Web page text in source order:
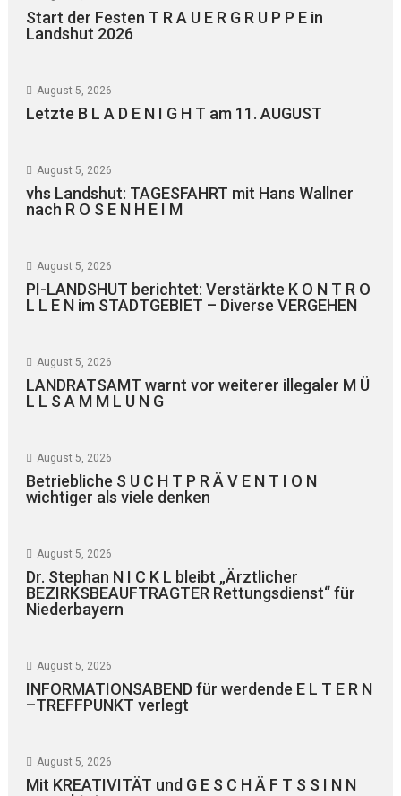
Start der Festen T R A U E R G R U P P E in
Landshut 2026
August 5, 2026
Letzte B L A D E N I G H T am 11. AUGUST
August 5, 2026
vhs Landshut: TAGESFAHRT mit Hans Wallner
nach R O S E N H E I M
August 5, 2026
PI-LANDSHUT berichtet: Verstärkte K O N T R O
L L E N im STADTGEBIET – Diverse VERGEHEN
August 5, 2026
LANDRATSAMT warnt vor weiterer illegaler M Ü
L L S A M M L U N G
August 5, 2026
Betriebliche S U C H T P R Ä V E N T I O N
wichtiger als viele denken
August 5, 2026
Dr. Stephan N I C K L bleibt „Ärztlicher
BEZIRKSBEAUFTRAGTER Rettungsdienst“ für
Niederbayern
August 5, 2026
INFORMATIONSABEND für werdende E L T E R N
–TREFFPUNKT verlegt
August 5, 2026
Mit KREATIVITÄT und G E S C H Ä F T S S I N N